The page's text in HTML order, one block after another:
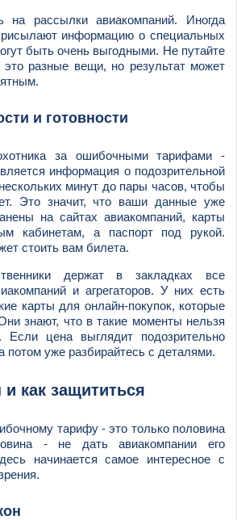
на рассылки авиакомпаний. Иногда
информацию о специальных
быть очень выгодными. Не путайте
разные вещи, но результат может
и готовности
за ошибочными тарифами -
информация о подозрительной
минут до пары часов, чтобы
Это значит, что ваши данные уже
на сайтах авиакомпаний, карты
кабинетам, а паспорт под рукой.
стоить вам билета.
держат в закладках все
и агрегаторов. У них есть
карты для онлайн-покупок, которые
знают, что в такие моменты нельзя
цена выглядит подозрительно
потом уже разбирайтесь с деталями.
как защититься
тарифу - это только половина
- не дать авиакомпании его
начинается самое интересное с